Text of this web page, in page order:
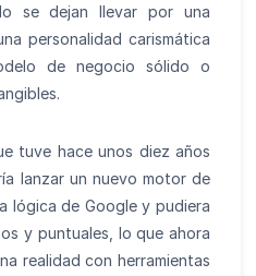
se dejan llevar por una
personalidad carismática
de negocio sólido o
tuve hace unos diez años
lanzar un nuevo motor de
lógica de Google y pudiera
y puntuales, lo que ahora
realidad con herramientas